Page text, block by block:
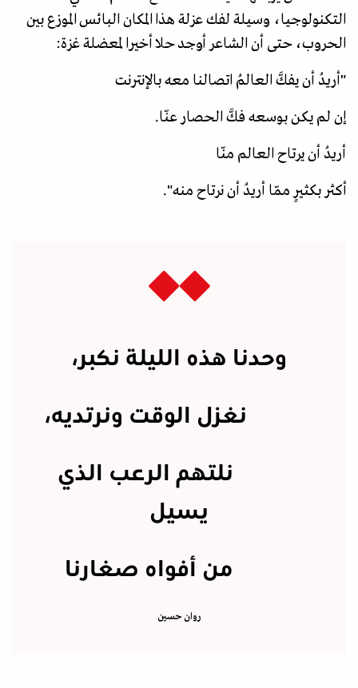
التكنولوجيا، وسيلة لفك عزلة هذا المكان البائس الموزع بين
الحروب، حتى أن الشاعر أوجد حلا أخيرا لمعضلة غزة:
"أريدُ أن يفكَّ العالمُ اتصالنا معه بالإنترنت
إن لم يكن بوسعه فكَّ الحصار عنّا.
أريدُ أن يرتاح العالم منّا
أكثر بكثيرٍ ممّا أريدُ أن نرتاح منه".
وحدنا هذه الليلة نكبر،
نغزل الوقت ونرتديه،
نلتهم الرعب الذي
يسيل
من أفواه صغارنا
روان حسين